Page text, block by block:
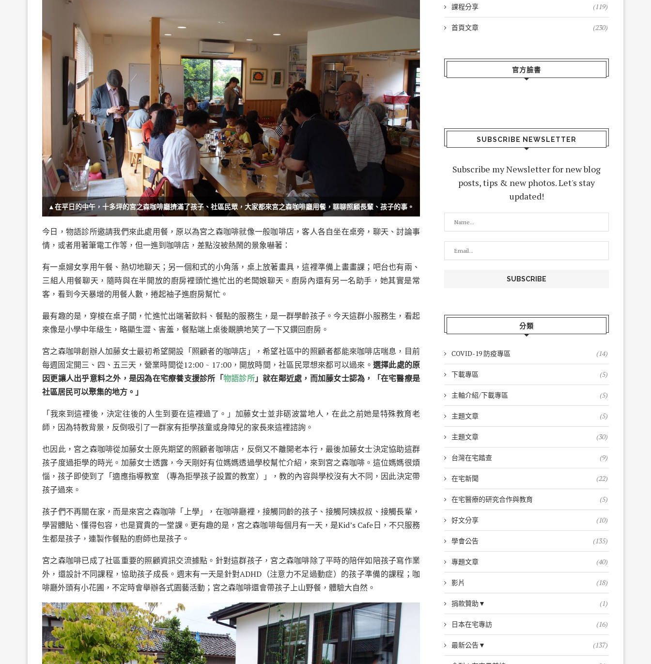
▲在平日的中午，十多坪的宮之森咖啡廳擠滿了孩子、社區民眾，大家都來宮之森咖啡廳用餐，聊聊照顧長輩、孩子的事。
今日，物語診所邀請我們來此處用餐，原以為宮之森咖啡就像一般咖啡店，客人各自坐在桌旁，聊天、討論事
情，或者用著筆電工作等，但一進到咖啡店，差點沒被熱鬧的景象嚇著：
有一桌婦女享用午餐、熱切地聊天；另一個和式的小角落，桌上放著畫具，這裡準備上畫畫課；吧台也有兩、
三組人用餐聊天，隨時與在半開放的廚房裡頭忙進忙出的老闆娘聊天。廚房內還有另一名助手，她其實是常
客，看到今天暴增的用餐人數，捲起袖子進廚房幫忙。
最有趣的是，穿梭在桌子間，忙進忙出端著飲料、餐點的服務生，是一群學齡孩子。今天這群小服務生，看起
來像是小學中年級生，略顯生澀、害羞，餐點端上桌後靦腆地笑了一下又鑽回廚房。
宮之森咖啡創辦人加藤女士最初希望開設「照顧者的咖啡店」，希望社區中的照顧者都能來咖啡店喘息，目前
每週固定開三、四、五三天，營業時間從12:00 ~ 17:00，開放時間，社區民眾想來都可以過來。 選擇此處的原
因更讓人出乎意料之外，是因為在宅療養支援診所「物語診所」就在鄰近處，而加藤女士認為，「在宅醫療是
社區居民可以聚集的地方。」
「我來到這裡後，決定往後的人生到要在這裡過了。」加藤女士並非砺波當地人，在此之前她是特殊教育老
師，因為特教背景，反倒吸引了一群家有拒學孩童或身障兒的家長來這裡諮詢。
也因此，宮之森咖啡從加藤女士原先期望的照顧者咖啡店，反倒又不離開老本行，最後加藤女士決定協助這群
孩子度過拒學的時光。加藤女士透露，今天剛好有位媽媽透過學校幫忙介紹，來到宮之森咖啡。這位媽媽很煩
惱，孩子即使到了「適應指導教室 （專為拒學孩子設置的教室）」，教的內容與學校沒有大不同，因此決定帶
孩子過來。
孩子們不再關在家，而是來宮之森咖啡「上學」，在咖啡廳裡，接觸同齡的孩子、接觸阿姨叔叔、接觸長輩，
學習體貼、懂得包容，也是寶貴的一堂課。更有趣的是，宮之森咖啡每個月有一天，是Kid’s Cafe日，不只服務
生都是孩子，連製作餐點的廚師也是孩子。
宮之森咖啡已成了社區重要的照顧資訊交流據點。針對這群孩子，宮之森咖啡除了平時的陪伴如陪孩子寫作業
外，還設計不同課程，協助孩子成長。週末有一天是針對ADHD（注意力不足過動症）的孩子準備的課程；咖
啡廳外頭有小花圃，不定時會舉辦各式園藝活動；宮之森咖啡還會帶孩子上山野餐，體驗大自然。
課程分享 (119)
首頁文章 (230)
官方臉書
SUBSCRIBE NEWSLETTER
Subscribe my Newsletter for new blog
posts, tips & new photos. Let's stay
updated!
分類
COVID-19 防疫專區 (14)
下載專區 (5)
主軸介紹/下載專區 (5)
主題文章 (5)
主題文章 (30)
台灣在宅踏查 (9)
在宅新聞 (22)
在宅醫療的研究合作與教育 (5)
好文分享 (10)
學會公告 (135)
專題文章 (40)
影片 (18)
捐款贊助▼ (1)
日本在宅專訪 (16)
最新公告▼ (137)